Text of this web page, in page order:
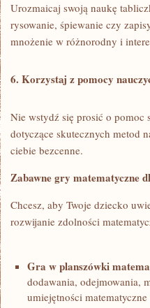
Urozmaicaj swoją ⁣naukę
rysowanie, śpiewanie czy
mnożenie w różnorodny i
6. Korzystaj z pomocy
Nie wstydź się prosić o⁤
dotyczące skutecznych metod
ciebie bezcenne.
Zabawne gry ‍matematyczne
Chcesz, aby Twoje dziecko
rozwijanie zdolności
Gra w planszówki
dodawania, ​odejmowania,
umiejętności